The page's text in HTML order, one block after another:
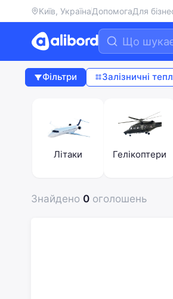
Київ, УкраїнаДопомогаДля
Фільтри Залізничні
Літаки Гелікоптери
Знайдено 0 оголошень